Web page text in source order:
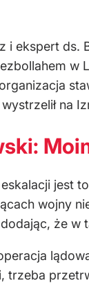
i ekspert ds.
w
na
jest
wojny
że w
trzeba